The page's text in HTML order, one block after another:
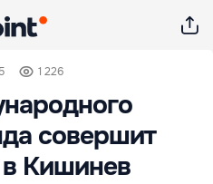
1 226
совершит
в Кишинев